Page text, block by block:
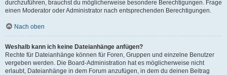
durchzuführen, brauchst du möglicherweise besondere Berechtigungen. Frage
einen Moderator oder Administrator nach entsprechenden Berechtigungen.
Nach oben
Weshalb kann ich keine Dateianhänge anfügen?
Rechte für Dateianhänge können für Foren, Gruppen und einzelne Benutzer
vergeben werden. Die Board-Administration hat es möglicherweise nicht
erlaubt, Dateianhänge in dem Forum anzufügen, in dem du deinen Beitrag